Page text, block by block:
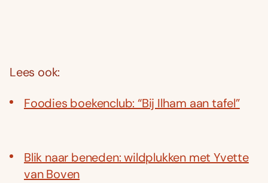
Lees ook:
Foodies boekenclub: “Bij Ilham aan tafel”
Blik naar beneden: wildplukken met Yvette
van Boven